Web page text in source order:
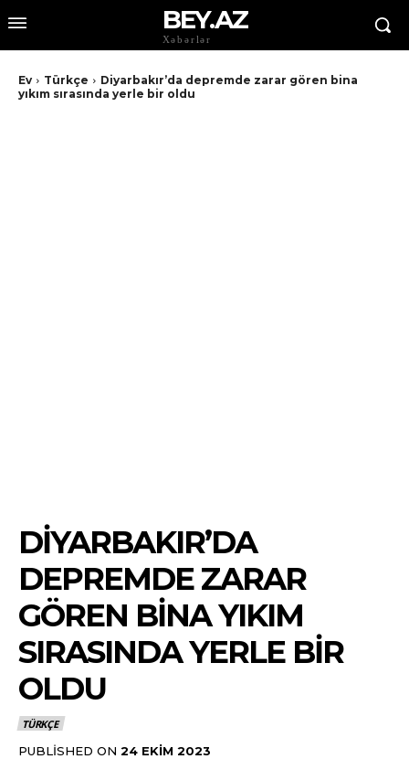
BEY.AZ
Xəbərlər
Ev Türkçe
Diyarbakır’da depremde zarar gören bina
yıkım sırasında yerle bir oldu
DIYARBAKIR’DA
DEPREMDE ZARAR
GÖREN BINA YIKIM
SIRASINDA YERLE BIR
OLDU
TÜRKÇE
PUBLISHED ON 24 EKIM 2023